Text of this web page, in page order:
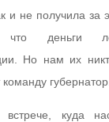
и не получила за
что деньги
Но нам их
губернатор.
встрече, куда